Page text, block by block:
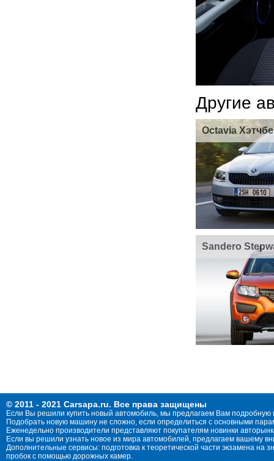
Другие
Octavia
Sandero
© 2011 - 2021 Carsapa.ru. Все права защищены
Если Вы решили купить новый автомобиль, мы предлагаем Вам
Подобрать новую машину не сложно, если определиться с основными
Еженедельно производители представляют покупателям новинки
Если вы решили узнать новое из мира автомобилей, предлагаем вашему
Дополнительные сервисы: подготовка к теоретической части экзамена
пробок с помощью дорожных камер.